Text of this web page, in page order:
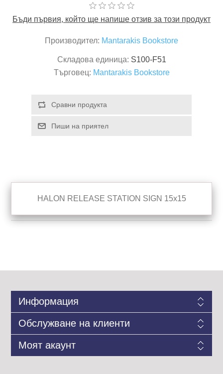
Бъди първия, който ще напише отзив за този продукт
Производител: Mantarakis Bookstore
Складова единица: S100-F51
Търговец: Mantarakis Bookstore
HALON RELEASE STATION SIGN 15x15
Информация
Обслужване на клиенти
Моят акаунт